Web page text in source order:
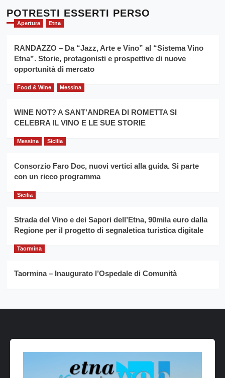
l’
evento
per
la
filiera
del
duro
siciliano
Cronoscalata
Giarre
Montesalice
per
il
secondo
consecutivo
Caruso
POTRESTI ESSERTI PERSO
Apertura Etna
RANDAZZO – Da “Jazz, Arte e Vino” al “Sistema Vino
Etna”. Storie, protagonisti e prospettive di nuove
opportunità di mercato
Food & Wine Messina
WINE NOT? A SANT’ANDREA DI ROMETTA SI
CELEBRA IL VINO E LE SUE STORIE
Messina Sicilia
Consorzio Faro Doc, nuovi vertici alla guida. Si parte
con un ricco programma
Sicilia
Strada del Vino e dei Sapori dell’Etna, 90mila euro dalla
Regione per il progetto di segnaletica turistica digitale
Taormina
Taormina – Inaugurato l’Ospedale di Comunità